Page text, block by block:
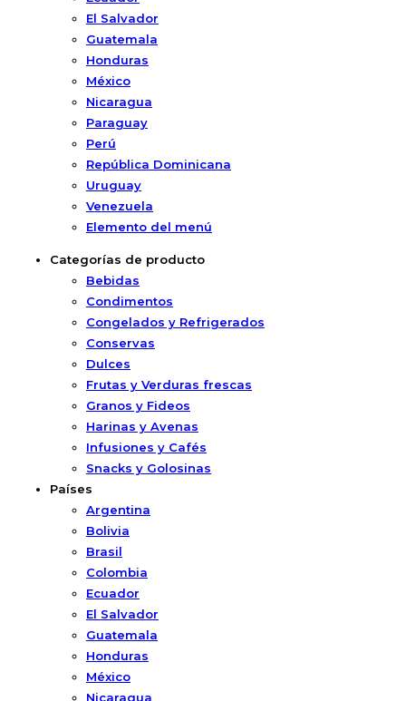
El Salvador
Guatemala
Honduras
México
Nicaragua
Paraguay
Perú
República Dominicana
Uruguay
Venezuela
Elemento del menú
Categorías de producto
Bebidas
Condimentos
Congelados y Refrigerados
Conservas
Dulces
Frutas y Verduras frescas
Granos y Fideos
Harinas y Avenas
Infusiones y Cafés
Snacks y Golosinas
Países
Argentina
Bolivia
Brasil
Colombia
Ecuador
El Salvador
Guatemala
Honduras
México
Nicaragua